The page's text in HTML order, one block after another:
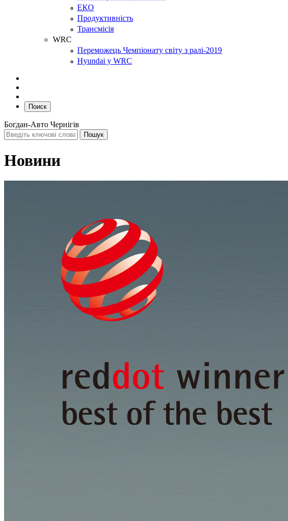
ЕКО
Продуктивність
Трансмісія
WRC
Переможець Чемпіонату світу з ралі-2019
Hyundai у WRC
Поиск
Богдан-Авто Чернігів
Новини